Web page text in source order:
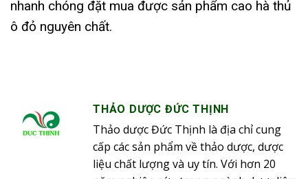
nhanh chóng đặt mua được sản phẩm cao hà thủ
ô đỏ nguyên chất.
THẢO DƯỢC ĐỨC THỊNH
Thảo dược Đức Thịnh là địa chỉ cung
cấp các sản phẩm về thảo dược, dược
liệu chất lượng và uy tín. Với hơn 20